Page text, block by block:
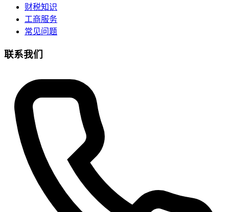
财税知识
工商服务
常见问题
联系我们